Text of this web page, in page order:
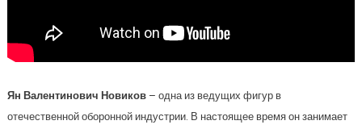
Ян Валентинович Новиков– одна из ведущих фигур в
отечественной оборонной индустрии. В настоящее время он занимает